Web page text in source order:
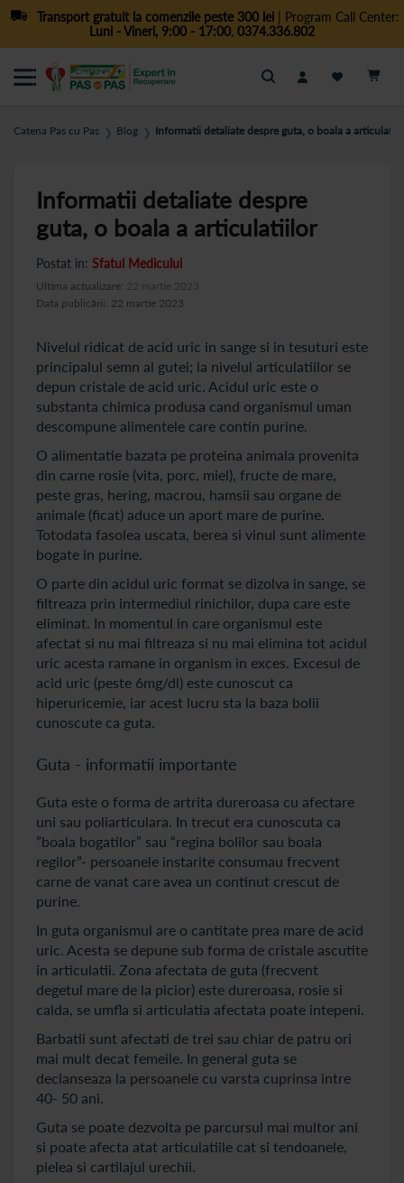
Transport gratuit la comenzile peste 300 lei| Program Call Center:
Luni - Vineri, 9:00 - 17:00, 0374.336.802
Cautare
Catena Pas cu Pas ❯ Blog ❯ Informatii detaliate despre guta, o boala a
Informatii detaliate despre
guta, o boala a articulatiilor
Postat in: Sfatul Medicului
Data publicării: 22 martie 2023
Ultima actualizare: 22 martie 2023
Nivelul ridicat de acid uric in sange si in tesuturi este
principalul semn al gutei; la nivelul articulatiilor se
depun cristale de acid uric. Acidul uric este o
substanta chimica produsa cand organismul uman
descompune alimentele care contin purine.
O alimentatie bazata pe proteina animala provenita
din carne rosie (vita, porc, miel), fructe de mare,
peste gras, hering, macrou, hamsii sau organe de
animale (ficat) aduce un aport mare de purine.
Totodata fasolea uscata, berea si vinul sunt alimente
bogate in purine.
O parte din acidul uric format se dizolva in sange, se
filtreaza prin intermediul rinichilor, dupa care este
eliminat. In momentul in care organismul este
afectat si nu mai filtreaza si nu mai elimina tot acidul
uric acesta ramane in organism in exces. Excesul de
acid uric (peste 6mg/dl) este cunoscut ca
hiperuricemie, iar acest lucru sta la baza bolii
cunoscute ca guta.
Guta - informatii importante
Guta este o forma de artrita dureroasa cu afectare
uni sau poliarticulara. In trecut era cunoscuta ca
”boala bogatilor” sau “regina bolilor sau boala
regilor”- persoanele instarite consumau frecvent
carne de vanat care avea un continut crescut de
purine.
In guta organismul are o cantitate prea mare de acid
uric. Acesta se depune sub forma de cristale ascutite
in articulatii. Zona afectata de guta (frecvent
degetul mare de la picior) este dureroasa, rosie si
calda, se umfla si articulatia afectata poate intepeni.
Barbatii sunt afectati de trei sau chiar de patru ori
mai mult decat femeile. In general guta se
declanseaza la persoanele cu varsta cuprinsa intre
40- 50 ani.
Guta se poate dezvolta pe parcursul mai multor ani
si poate afecta atat articulatiile cat si tendoanele,
pielea si cartilajul urechii.